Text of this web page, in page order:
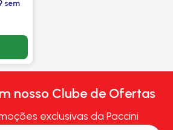
sem
nosso Clube de Ofertas
exclusivas da Paccini